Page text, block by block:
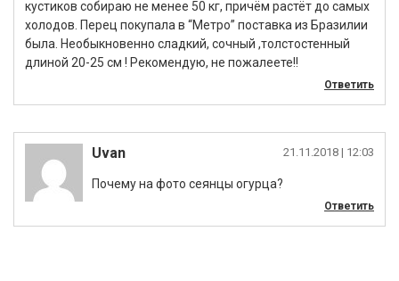
кустиков собираю не менее 50 кг, причём растёт до самых
холодов. Перец покупала в “Метро” поставка из Бразилии
была. Необыкновенно сладкий, сочный ,толстостенный
длиной 20-25 см ! Рекомендую, не пожалеете!!
Ответить
Uvan 21.11.2018 | 12:03
Почему на фото сеянцы огурца?
Ответить